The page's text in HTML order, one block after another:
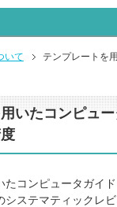
いて
テンプレートを
いたコンピュ
たコンピュータガイ
システマティックレ